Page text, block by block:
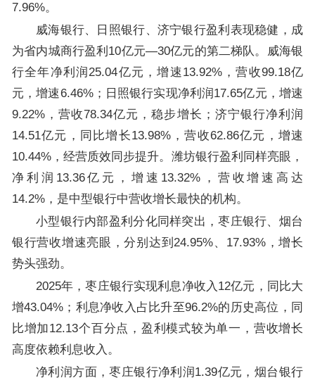
7.96%。
威海银行、日照银行、济宁银行盈利表现稳健，成
为省内城商行盈利10亿元—30亿元的第二梯队。威海银
行全年净利润25.04亿元，增速13.92%，营收99.18亿
元，增速6.46%；日照银行实现净利润17.65亿元，增速
9.22%，营收78.34亿元，稳步增长；济宁银行净利润
14.51亿元，同比增长13.98%，营收62.86亿元，增速
10.44%，经营质效同步提升。潍坊银行盈利同样亮眼，
净利润13.36亿元，增速13.32%，营收增速高达
14.2%，是中型银行中营收增长最快的机构。
小型银行内部盈利分化同样突出，枣庄银行、烟台
银行营收增速亮眼，分别达到24.95%、17.93%，增长
势头强劲。
2025年，枣庄银行实现利息净收入12亿元，同比大
增43.04%；利息净收入占比升至96.2%的历史高位，同
比增加12.13个百分点，盈利模式较为单一，营收增长
高度依赖利息收入。
净利润方面，枣庄银行净利润1.39亿元，烟台银行